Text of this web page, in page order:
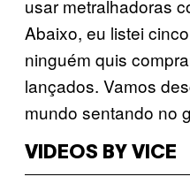
usar metralhadoras
Abaixo, eu listei
ninguém quis
lançados. Vamos
mundo sentando no
VIDEOS BY VICE